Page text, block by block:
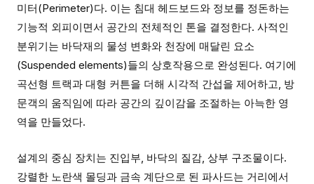
미터(Perimeter)다. 이는 침대 헤드보드와 정보를 정돈하는
기능적 외피이면서 공간의 전체적인 톤을 결정한다. 사적인
분위기는 바닥재의 물성 변화와 천장에 매달린 요소
(Suspended elements)들의 상호작용으로 완성된다. 여기에
곡선형 트랙과 대형 커튼을 더해 시각적 간섭을 제어하고, 방
문객의 움직임에 따라 공간의 깊이감을 조절하는 아늑한 영
역을 만들었다.
설계의 중심 장치는 진입부, 바닥의 질감, 상부 구조물이다.
강렬한 노란색 몰딩과 금속 계단으로 된 파사드는 거리에서